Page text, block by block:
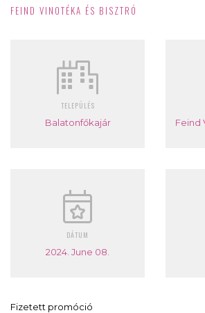
FEIND VINOTÉKA ÉS BISZTRÓ
TELEPÜLÉS
Balatonfőkajár Feind
DÁTUM
2024. June 08.
Fizetett promóció